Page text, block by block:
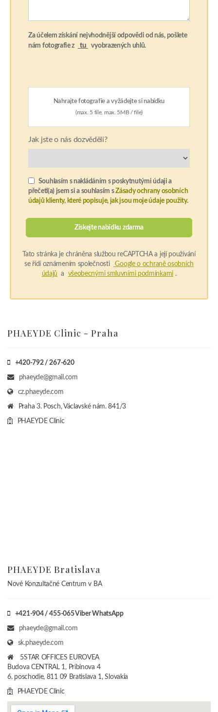
Za účelem získání nejvhodnější odpovědi od nás, pošlete
nám fotografie z
tu vyobrazených uhlů.
Nahrajte fotografie a vyžádejte si nabídku
(max. 5 file, max. 5MB / file)
Jak jste o nás dozvěděli?
Souhlasím s nakládáním s poskytnutými údaji a
přečetl(a) jsem si a souhlasím sZásady ochrany osobních
údajů klienty, které popisuje, jak jsou moje údaje použity.
Tato stránka je chráněna službou reCAPTCHA a její používání
se řídí oznámením společnosti
Google o ochraně osobních
údajů a všeobecnými smluvními podmínkami .
PHAEYDE Clinic - Praha
+420-792 / 267-620
phaeyde@gmail.com
cz.phaeyde.com
Praha 3. Posch, Václavské nám. 841/3
PHAEYDE Clinic
PHAEYDE Bratislava
Nové Konzultačné Centrum v BA
+421-904 / 455-065 Viber WhatsApp
phaeyde@gmail.com
sk.phaeyde.com
5STAR OFFICES EUROVEA
Budova CENTRAL 1, Pribinova 4
6. poschodie, 811 09 Bratislava 1, Slovakia
PHAEYDE Clinic